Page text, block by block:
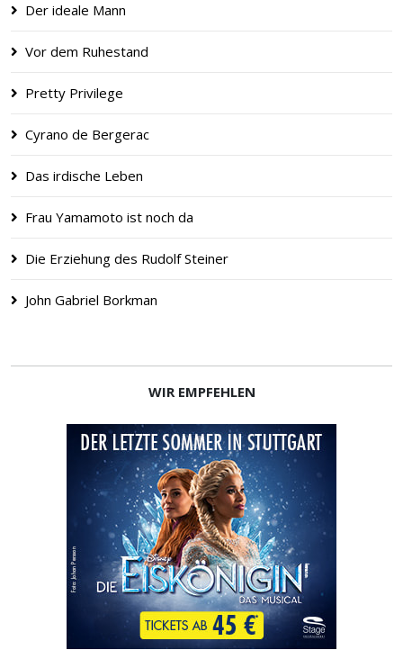
Der ideale Mann
Vor dem Ruhestand
Pretty Privilege
Cyrano de Bergerac
Das irdische Leben
Frau Yamamoto ist noch da
Die Erziehung des Rudolf Steiner
John Gabriel Borkman
WIR EMPFEHLEN